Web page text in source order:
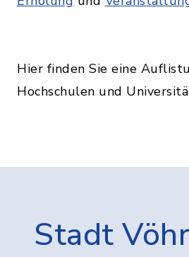
Hier finden Sie eine
Hochschulen und
Stadt